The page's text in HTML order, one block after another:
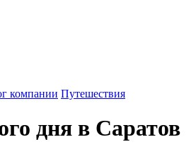
компании Путешествия
дня в Саратов